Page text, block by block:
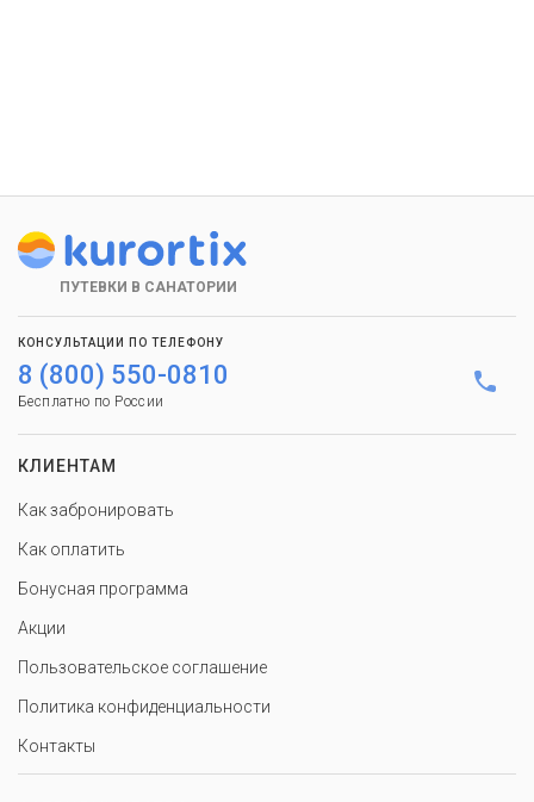
ПУТЕВКИ В САНАТОРИИ
КОНСУЛЬТАЦИИ ПО ТЕЛЕФОНУ
8 (800) 550-0810
Бесплатно по России
КЛИЕНТАМ
Как забронировать
Как оплатить
Бонусная программа
Акции
Пользовательское соглашение
Политика конфиденциальности
Контакты